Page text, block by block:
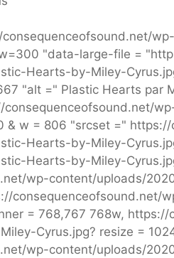
"data-large-file =
Hearts-by-Miley-
"alt =" Plastic Hearts par
& w = 806 "srcset ="
Hearts-by-Miley-
Hearts-by-Miley-
wp-content/uploads/
consequenceofsound.net/
= 768,767 768w,
Cyrus.jpg? resize =
wp-content/uploads/